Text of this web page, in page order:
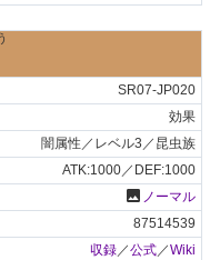
SR07-JP020
効果
闇属性／レベル3／昆虫族
ATK:1000／DEF:1000
photo ノーマル
87514539
収録／公式／Wiki